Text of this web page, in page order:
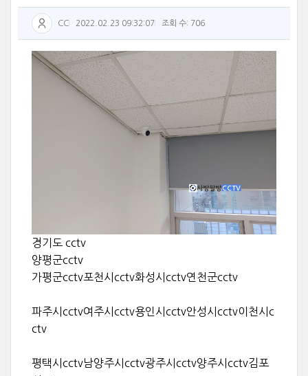
CC 2022.02.23 09:32:07 조회 수: 706
경기도 cctv
양평군cctv
가평군cctv포천시cctv화성시cctv연천군cctv
파주시cctv여주시cctv용인시cctv안성시cctv이천시c
ctv
평택시cctv남양주시cctv광주시cctv양주시cctv김포